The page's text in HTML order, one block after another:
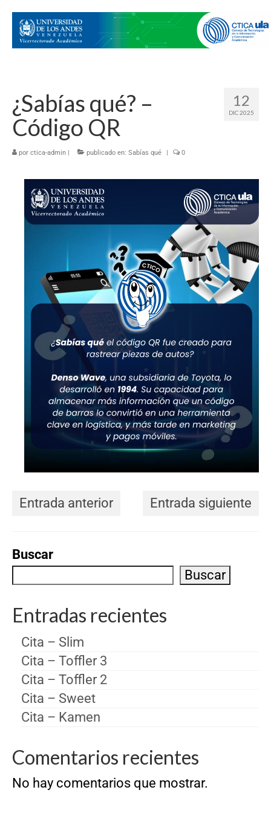
12
DIC 2025
¿Sabías qué? –
Código QR
por ctica-admin publicado en: Sabías qué 0
Entrada anterior Entrada siguiente
Buscar
Buscar
Entradas recientes
Cita – Slim
Cita – Toffler 3
Cita – Toffler 2
Cita – Sweet
Cita – Kamen
Comentarios recientes
No hay comentarios que mostrar.